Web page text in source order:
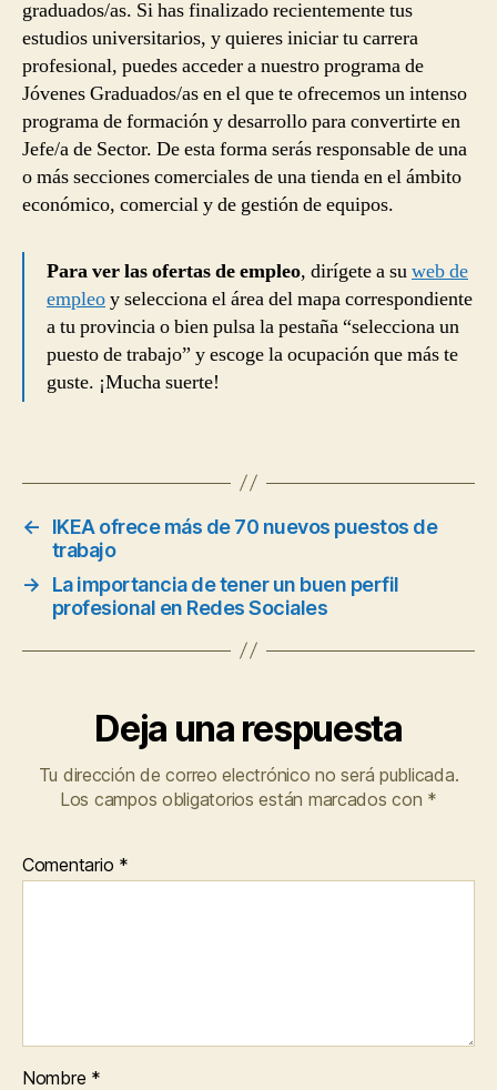
graduados/as. Si has finalizado recientemente tus
estudios universitarios, y quieres iniciar tu carrera
profesional, puedes acceder a nuestro programa de
Jóvenes Graduados/as en el que te ofrecemos un intenso
programa de formación y desarrollo para convertirte en
Jefe/a de Sector. De esta forma serás responsable de una
o más secciones comerciales de una tienda en el ámbito
económico, comercial y de gestión de equipos.
Para ver las ofertas de empleo, dirígete a suweb de
empleoy selecciona el área del mapa correspondiente
a tu provincia o bien pulsa la pestaña “selecciona un
puesto de trabajo” y escoge la ocupación que más te
guste. ¡Mucha suerte!
←
IKEA ofrece más de 70 nuevos puestos de
trabajo
→
La importancia de tener un buen perfil
profesional en Redes Sociales
Deja una respuesta
Tu dirección de correo electrónico no será publicada.
Los campos obligatorios están marcados con *
Comentario *
Nombre *